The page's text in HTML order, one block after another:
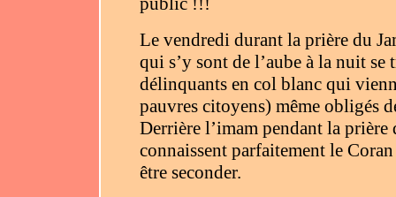
Le vendredi durant la prière du
qui s’y sont de l’aube à la nuit
délinquants en col blanc qui
pauvres citoyens) même obligés
Derrière l’imam pendant la
connaissent parfaitement le
être seconder.